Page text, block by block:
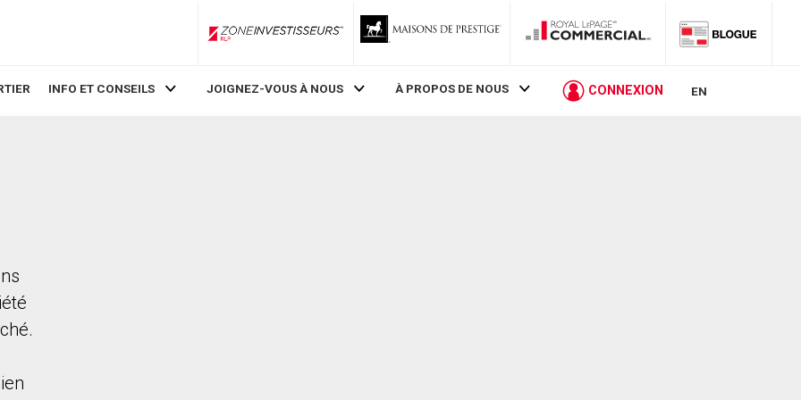
ZoneInvestisseurs RLP
INFO ET CONSEILS JOIGNEZ-VOUS À NOUS À PROPOS DE NOUS CONNEXION EN